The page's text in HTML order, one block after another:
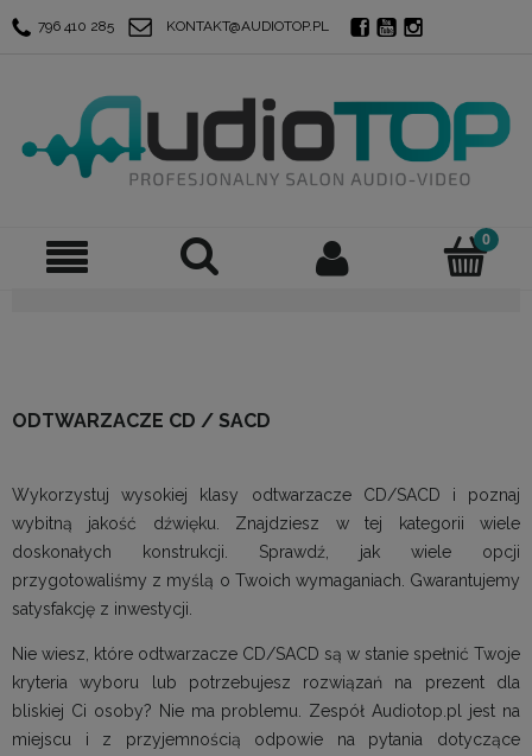
796 410 285 KONTAKT@AUDIOTOP.PL
ODTWARZACZE CD / SACD
Wykorzystuj wysokiej klasy odtwarzacze CD/SACD i poznaj
wybitną jakość dźwięku. Znajdziesz w tej kategorii wiele
doskonałych konstrukcji. Sprawdź, jak wiele opcji
przygotowaliśmy z myślą o Twoich wymaganiach. Gwarantujemy
satysfakcję z inwestycji.
Nie wiesz, które odtwarzacze CD/SACD są w stanie spełnić Twoje
kryteria wyboru lub potrzebujesz rozwiązań na prezent dla
bliskiej Ci osoby? Nie ma problemu. Zespół Audiotop.pl jest na
miejscu i z przyjemnością odpowie na pytania dotyczące